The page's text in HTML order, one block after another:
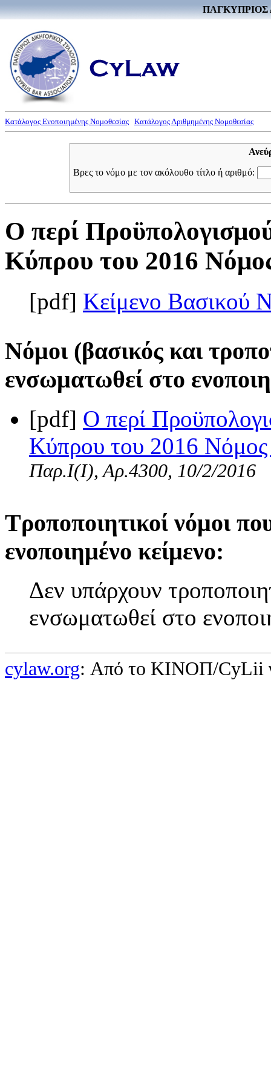
ΠΑΓΚΥΠΡΙΟΣ
Κατάλογος Ενοποιημένης Νομοθεσίας Κατάλογος Αριθμημένης Νομοθεσίας
Βρες το νόμο με τον ακόλουθο τίτλο ή αριθμό:
Ο περί
Κύπρου του 2016
[pdf] Κείμενο Βασικού
Νόμοι (βασικός και
ενσωματωθεί στο
[pdf] Ο περί
Κύπρου του 2016
Παρ.Ι(I), Αρ.4300, 10/2/2016
Τροποποιητικοί νόμοι
ενοποιημένο κείμενο:
Δεν υπάρχουν
ενσωματωθεί στο
cylaw.org: Από το ΚΙΝOΠ/CyLii